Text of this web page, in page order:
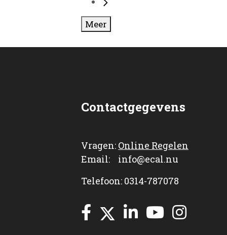
Meer
Contactgegevens
Vragen: Online Regelen
Email: info@ecal.nu
Telefoon: 0314-787078